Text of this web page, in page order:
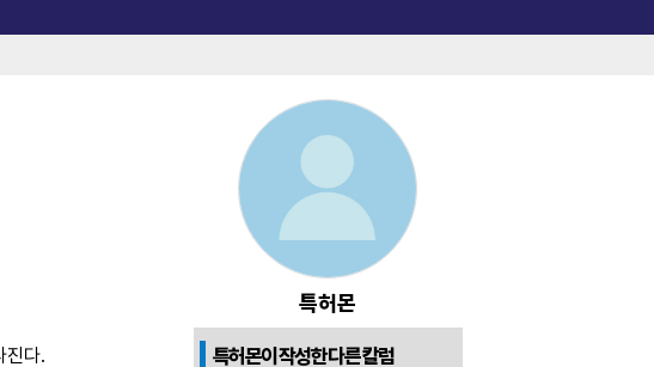
특허몬
특허몬이 작성한 다른 칼럼
진다.